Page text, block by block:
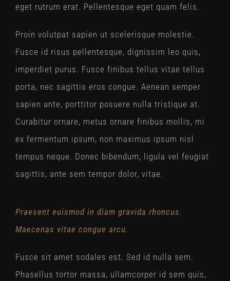
eget rutrum erat. Pellentesque eget quam felis.
Proin volutpat sapien ut scelerisque molestie.
Fusce id risus pellentesque, dignissim leo quis,
imperdiet purus. Fusce finibus tellus vitae tellus
porta, nec sagittis eros congue. Aenean semper
sapien ante, porttitor posuere nulla tristique at.
Curabitur ornare, metus ornare finibus mollis, mi
ex fermentum ipsum, non maximus ipsum nisl
tempus neque. Donec bibendum, ligula vel feugiat
sagittis, ante sem tempor dolor, vitae.
Praesent euismod in diam gravida rhoncus.
Maecenas vitae congue arcu.
Fusce sit amet sodales est. Sed id nulla sem.
Phasellus tortor massa, ullamcorper id sem quis,